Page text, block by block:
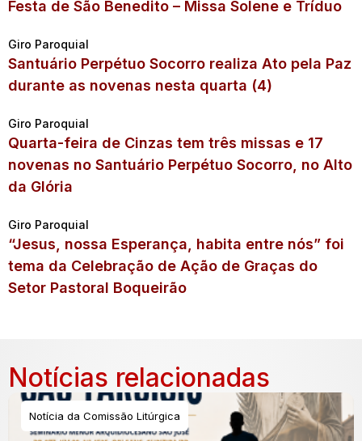
Festa de São Benedito – Missa Solene e Tríduo
Giro Paroquial
Santuário Perpétuo Socorro realiza Ato pela Paz
durante as novenas nesta quarta (4)
Giro Paroquial
Quarta-feira de Cinzas tem três missas e 17
novenas no Santuário Perpétuo Socorro, no Alto
da Glória
Giro Paroquial
“Jesus, nossa Esperança, habita entre nós” foi
tema da Celebração de Ação de Graças do
Setor Pastoral Boqueirão
Notícias relacionadas
Notícia da Comissão Litúrgica